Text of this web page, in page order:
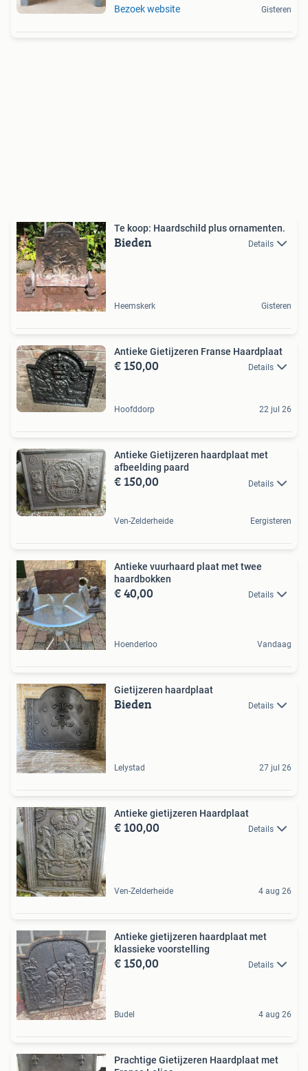
Bezoek website Gisteren
Te koop: Haardschild plus ornamenten.
Bieden Details
Heemskerk Gisteren
Antieke Gietijzeren Franse Haardplaat
€ 150,00 Details
Hoofddorp 22 jul 26
Antieke Gietijzeren haardplaat met
afbeelding paard
€ 150,00 Details
Ven-Zelderheide Eergisteren
Antieke vuurhaard plaat met twee
haardbokken
€ 40,00 Details
Hoenderloo Vandaag
Gietijzeren haardplaat
Bieden Details
Lelystad 27 jul 26
Antieke gietijzeren Haardplaat
€ 100,00 Details
Ven-Zelderheide 4 aug 26
Antieke gietijzeren haardplaat met
klassieke voorstelling
€ 150,00 Details
Budel 4 aug 26
Prachtige Gietijzeren Haardplaat met